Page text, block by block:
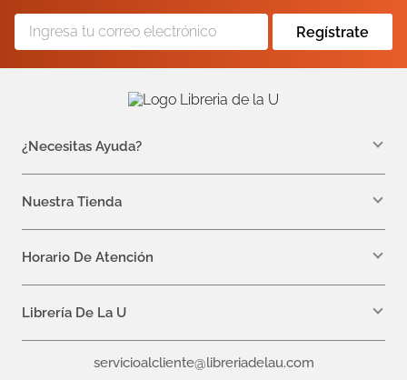
Regístrate
¿Necesitas Ayuda?
WhatsApp +57 310 7157616
servicioalcliente@libreriadelau.com
Nuestra Tienda
Librería de la U - Teusaquillo
Calle 32a # 19- 24
Horario De Atención
Lunes, Jueves y Viernes: 7:00 a.m a 5:00 p.m
Martes y Miércoles: 7:00 a.m a 6:00 p.m.
Librería De La U
¿Quiénes somos?
Editoriales aliadas
servicioalcliente@libreriadelau.com